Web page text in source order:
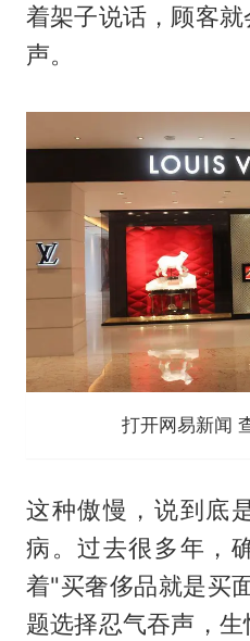
着架子说话，顾客
声。
打开网易新闻
这种傲慢，说到底
病。过去很多年，
着"买奢侈品就是买
题选择忍气吞声，